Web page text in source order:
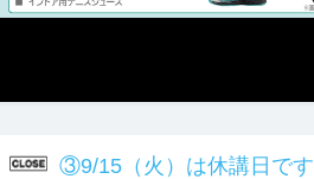
③9/15（火）は休講日です